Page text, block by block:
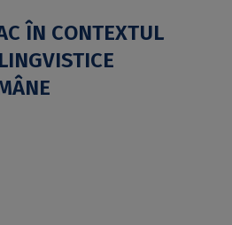
ÎN CONTEXTUL